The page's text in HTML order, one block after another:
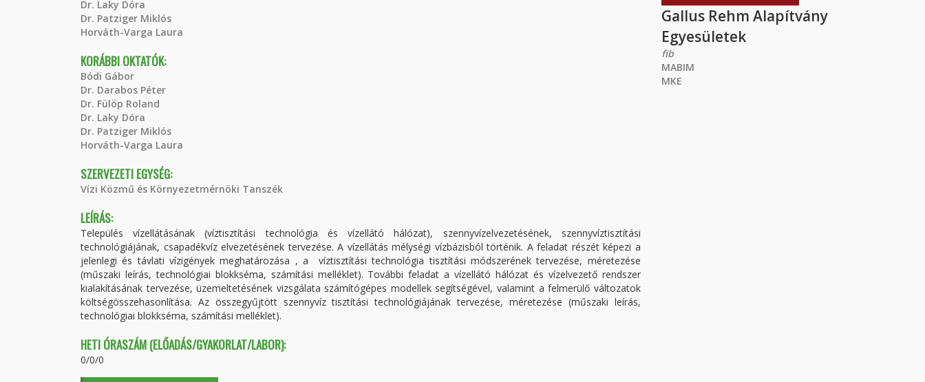
Dr. Laky Dóra
Dr. Patziger Miklós
Horváth-Varga Laura
KORÁBBI OKTATÓK:
Bódi Gábor
Dr. Darabos Péter
Dr. Fülöp Roland
Dr. Laky Dóra
Dr. Patziger Miklós
Horváth-Varga Laura
SZERVEZETI EGYSÉG:
Vízi Közmű és Környezetmérnöki Tanszék
LEÍRÁS:
Település vízellátásának (víztisztítási technológia és vízellátó hálózat), szennyvízelvezetésének, szennyvíztisztítási
technológiájának, csapadékvíz elvezetésének tervezése. A vízellátás mélységi vízbázisból történik. A feladat részét képezi a
jelenlegi és távlati vízigények meghatározása , a víztisztítási technológia tisztítási módszerének tervezése, méretezése
(műszaki leírás, technológiai blokkséma, számítási melléklet). További feladat a vízellátó hálózat és vízelvezető rendszer
kialakításának tervezése, üzemeltetésének vizsgálata számítógépes modellek segítségével, valamint a felmerülő változatok
költségösszehasonlítása. Az összegyűjtött szennyvíz tisztítási technológiájának tervezése, méretezése (műszaki leírás,
technológiai blokkséma, számítási melléklet).
HETI ÓRASZÁM (ELŐADÁS/GYAKORLAT/LABOR):
0/0/0
Gallus Rehm Alapítvány
Egyesületek
fib
MABIM
MKE